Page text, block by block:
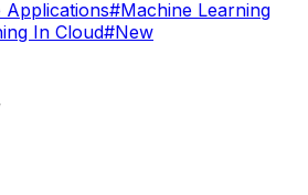
#Machine Learning
In Cloud#New